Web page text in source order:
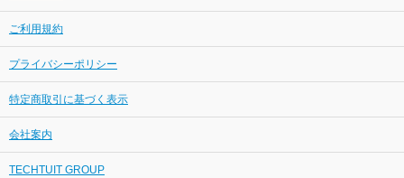
ご利用規約
プライバシーポリシー
特定商取引に基づく表示
会社案内
TECHTUIT GROUP